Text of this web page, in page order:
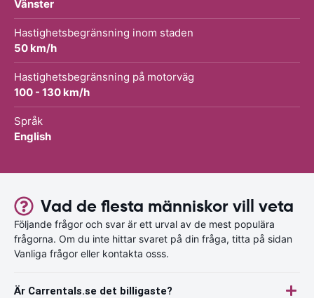
Vänster
Hastighetsbegränsning inom staden
50 km/h
Hastighetsbegränsning på motorväg
100 - 130 km/h
Språk
English
Vad de flesta människor vill veta
Följande frågor och svar är ett urval av de mest populära
frågorna. Om du inte hittar svaret på din fråga, titta på sidan
Vanliga frågor eller kontakta osss.
Är Carrentals.se det billigaste?